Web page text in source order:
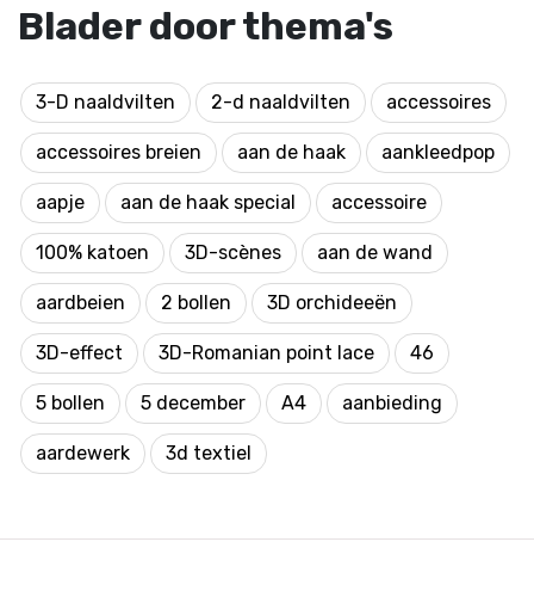
Blader door thema's
3-D naaldvilten 2-d naaldvilten accessoires
accessoires breien aan de haak aankleedpop
aapje aan de haak special accessoire
100% katoen 3D-scènes aan de wand
aardbeien 2 bollen 3D orchideeën
3D-effect 3D-Romanian point lace 46
5 bollen 5 december A4 aanbieding
aardewerk 3d textiel